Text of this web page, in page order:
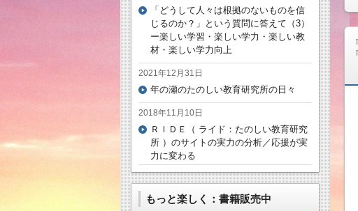
「どうして人々は根拠のないものを信
じるのか？」という質問に答えて（3）
ー楽しい学習・楽しい学力・楽しい教
材・楽しい学力向上
2021年12月31日
年の瀬のたのしい教育研究所の日々
2018年11月10日
ＲＩＤＥ（ ライド：たのしい教育研究
所 ）のサイトの実力の分析／応援が実
力に変わる
もっと楽しく：書籍販売中